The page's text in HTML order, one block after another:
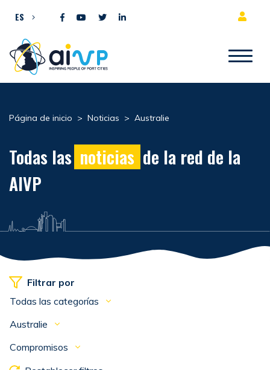
ES
Página de inicio > Noticias > Australie
Todas las noticias de la red de la
AIVP
Filtrar por
Todas las categorías
Australie
Compromisos